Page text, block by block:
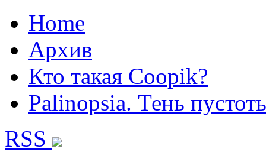
Home
Архив
Кто такая Coopik?
Palinopsia. Тень
RSS